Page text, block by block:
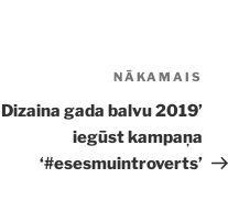
ziņa
NĀKAMAIS
gada balvu 2019’
iegūst kampaņa
‘#esesmuintroverts’